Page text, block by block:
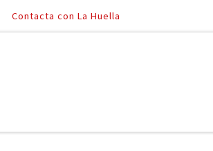
Contacta con La Huella